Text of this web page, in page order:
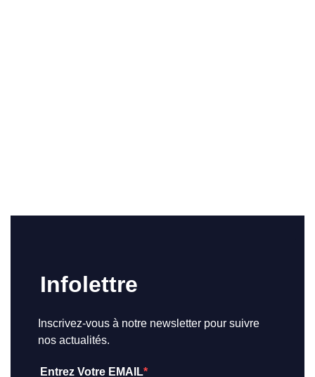
Infolettre
Inscrivez-vous à notre newsletter pour suivre
nos actualités.
Entrez Votre EMAIL